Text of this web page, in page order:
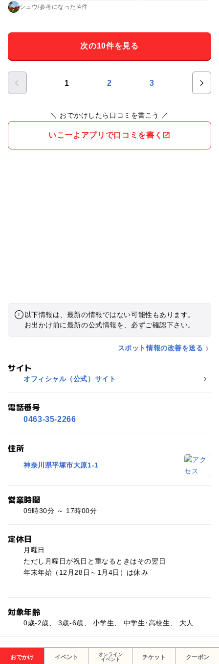
く人参も食べな〜等、声かけをしながらあげていて、動物との
参の方が多かったです。 うちは白菜、キャベツ、小松菜、人参
と、複数の野菜を用意していきました。モルモットやウサギは
食べやすい柔らかい刃物野菜が好きで、小松菜の葉先を喜んで
食べました。 残った芯や人参はふれあいコーナーの時間終了
後、柵越しに羊やヤギに餌やりが出来るので、食べて頂きまし
にも鳥類やポニーがいます。 動物園内に50円で乗れる乗り物が
いくつかあり、 うちの子は電車に乗って満足した様です。 動
シュウ/参考になった!4件
次の10件を見る
1 2 3
＼ おでかけしたら口コミを書こう ／
いこーよアプリで口コミを書く
以下情報は、最新の情報ではない可能性もあります。
お出かけ前に最新の公式情報を、必ずご確認下さい。
スポット情報の改善を送る
サイト
オフィシャル（公式）サイト
電話番号
0463-35-2266
住所
神奈川県平塚市大原1-1
営業時間
09時30分 ～ 17時00分
定休日
月曜日
ただし月曜日が祝日と重なるときはその翌日
年末年始（12月28日～1月4日）は休み
対象年齢
0歳-2歳、 3歳-6歳、 小学生、 中学生･高校生、 大人
おでかけ イベント
オンライン
イベント
チケット クーポン